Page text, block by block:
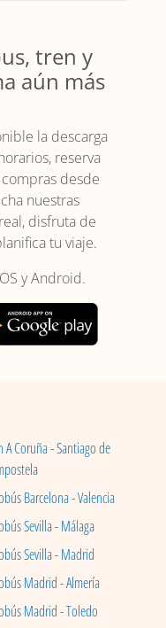
tren y
aún más
la descarga
reserva
desde
nuestras
disfruta de
tu viaje.
y Android.
A Coruña - Santiago de
Barcelona - Valencia
Sevilla - Málaga
Sevilla - Madrid
Madrid - Almería
Madrid - Toledo